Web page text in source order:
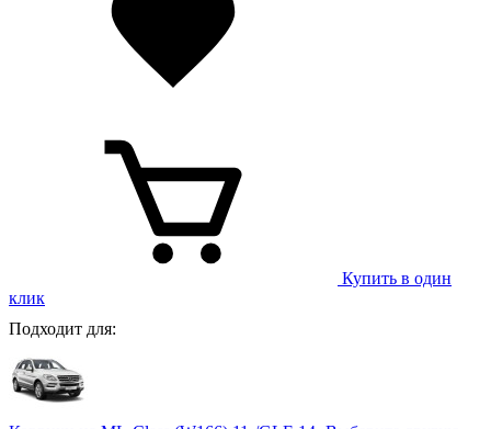
Купить в один
клик
Подходит для: